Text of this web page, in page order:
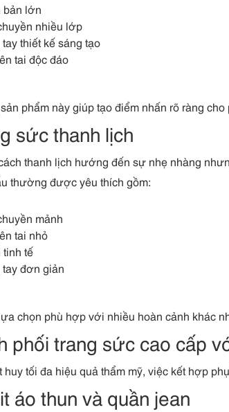
bản lớn
nhiều lớp
thiết kế sáng tạo
tai độc đáo
phẩm này giúp tạo điểm nhấn rõ ràng
sức thanh lịch
thanh lịch hướng đến sự nhẹ nhàng
thường được yêu thích gồm:
mảnh
tai nhỏ
tinh tế
đơn giản
chọn phù hợp với nhiều hoàn cảnh khác
phối trang sức cao cấp
tối đa hiệu quả thẩm mỹ, việc kết hợp
áo thun và quần jean